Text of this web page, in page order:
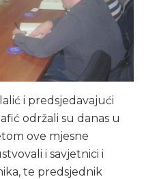
i predsjedavajući
održali su danas u
ove mjesne
i savjetnici i
te predsjednik